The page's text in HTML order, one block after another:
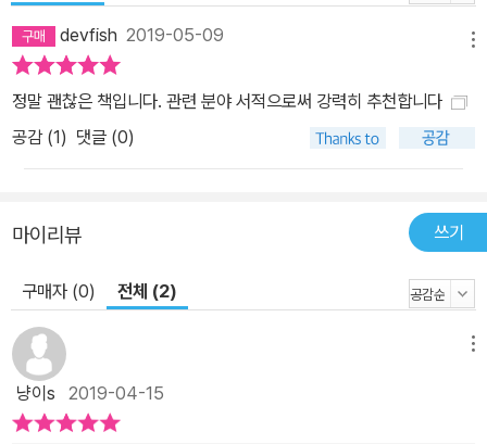
devfish 2019-05-09
정말 괜찮은 책입니다. 관련 분야 서적으로써 강력히 추천합니다
공감 (1) 댓글 (0)
마이리뷰 쓰기
구매자 (0) 전체 (2)
냥이s 2019-04-15